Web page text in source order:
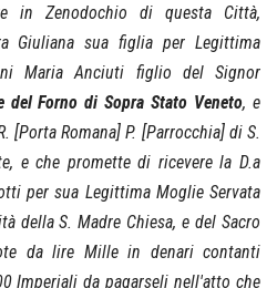
in Zenodochio di questa Città,
Giuliana sua figlia per Legittima
Maria Anciuti figlio del Signor
del Forno di Sopra Stato Veneto, e
[Porta Romana] P. [Parrocchia] di S.
e che promette di ricevere la D.a
per sua Legittima Moglie Servata
della S. Madre Chiesa, e del Sacro
da lire Mille in denari contanti
Imperiali da pagarseli nell'atto che